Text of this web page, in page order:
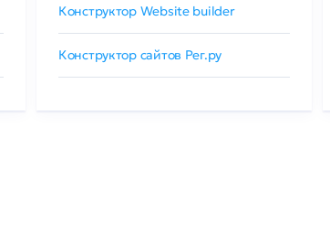
Конструктор Website builder
Конструктор сайтов Рег.ру